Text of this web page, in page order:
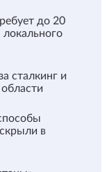
до 20
сталкинг и
в